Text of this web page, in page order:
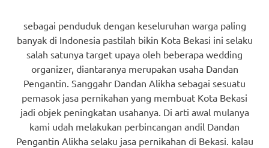
sebagai penduduk dengan keseluruhan warga paling
banyak di Indonesia pastilah bikin Kota Bekasi ini selaku
salah satunya target upaya oleh beberapa wedding
organizer, diantaranya merupakan usaha Dandan
Pengantin. Sanggahr Dandan Alikha sebagai sesuatu
pemasok jasa pernikahan yang membuat Kota Bekasi
jadi objek peningkatan usahanya. Di arti awal mulanya
kami udah melakukan perbincangan andil Dandan
Pengantin Alikha selaku jasa pernikahan di Bekasi. kalau